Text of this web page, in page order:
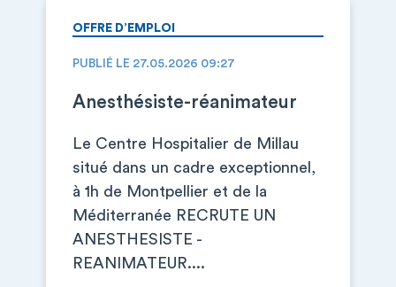
OFFRE D’EMPLOI
PUBLIÉ LE 27.05.2026 09:27
Anesthésiste-réanimateur
Le Centre Hospitalier de Millau
situé dans un cadre exceptionnel,
à 1h de Montpellier et de la
Méditerranée RECRUTE UN
ANESTHESISTE -
REANIMATEUR....